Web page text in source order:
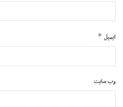
ایمیل *
وب‌ سایت